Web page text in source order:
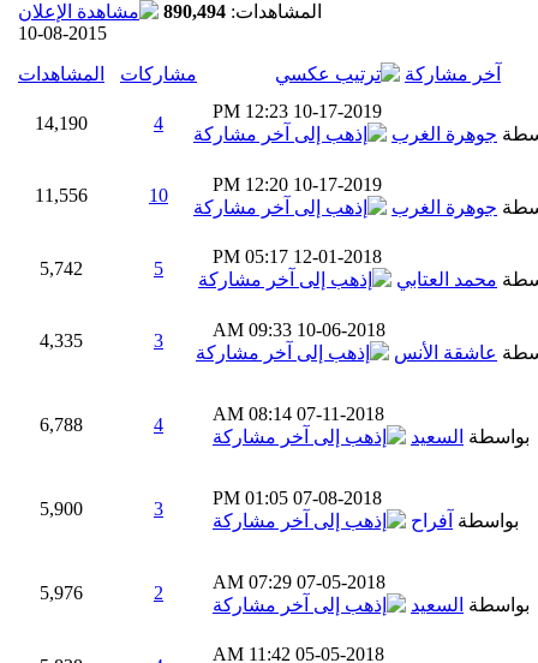
المشاهدات: 890,494
10-08-2015
آخر مشاركة
مشاركات
المشاهدات
10-17-2019
12:23 PM
جوهرة الغرب
4
14,190
10-17-2019
12:20 PM
جوهرة الغرب
10
11,556
12-01-2018
05:17 PM
محمد العتابي
5
5,742
10-06-2018
09:33 AM
عاشقة الأنس
3
4,335
07-11-2018
08:14 AM
بواسطة السعيد
4
6,788
07-08-2018
01:05 PM
بواسطة آفراح
3
5,900
07-05-2018
07:29 AM
بواسطة السعيد
2
5,976
05-05-2018
11:42 AM